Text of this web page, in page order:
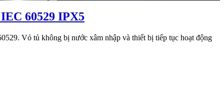
60529 IPX5
Vỏ tủ không bị nước xâm nhập và thiết bị tiếp tục hoạt động